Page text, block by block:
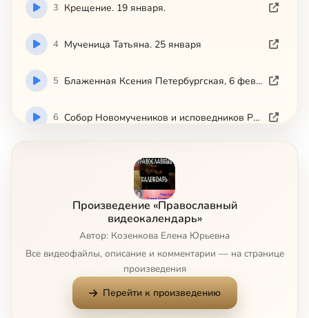
3 Крещение. 19 января.
4 Мученица Татьяна. 25 января
5 Блаженная Ксения Петербургская, 6 февраля
6 Собор Новомучеников и исповедников Российских
Вселенская родительская суббота
Прощеное Воскресенье
Произведение «Православный
видеокалендарь»
Автор: Козенкова Елена Юрьевна
Все видеофайлы, описание и комментарии — на странице
произведения
Перейти к произведению